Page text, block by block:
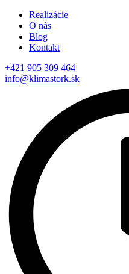
Realizácie
O nás
Blog
Kontakt
+421 905 309 464
info@klimastork.sk